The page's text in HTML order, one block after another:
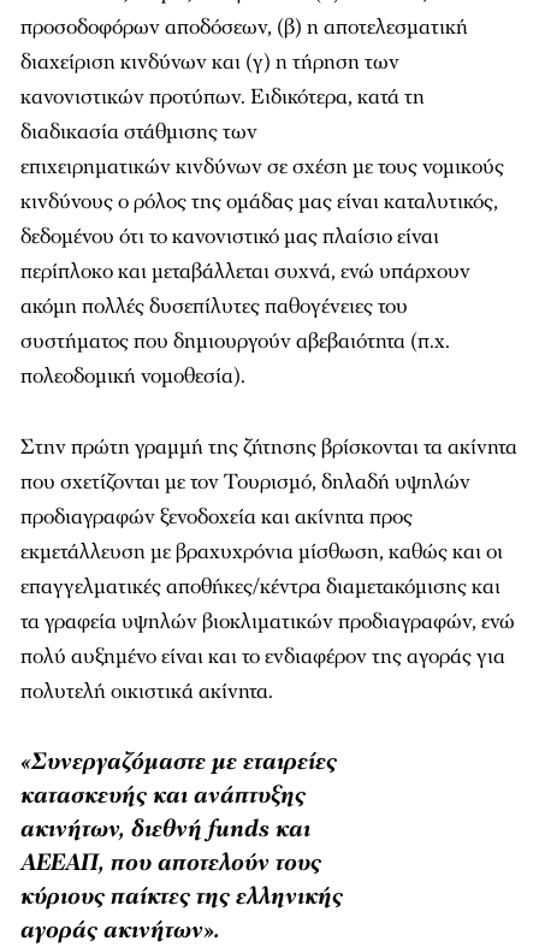
προσοδοφόρων αποδόσεων, (β) η αποτελεσματική
διαχείριση κινδύνων και (γ) η τήρηση των
κανονιστικών προτύπων. Ειδικότερα, κατά τη
διαδικασία στάθμισης των
επιχειρηματικών κινδύνων σε σχέση με τους νομικούς
κινδύνους ο ρόλος της ομάδας μας είναι καταλυτικός,
δεδομένου ότι το κανονιστικό μας πλαίσιο είναι
περίπλοκο και μεταβάλλεται συχνά, ενώ υπάρχουν
ακόμη πολλές δυσεπίλυτες παθογένειες του
συστήματος που δημιουργούν αβεβαιότητα (π.χ.
πολεοδομική νομοθεσία).
Στην πρώτη γραμμή της ζήτησης βρίσκονται τα ακίνητα
που σχετίζονται με τον Τουρισμό, δηλαδή υψηλών
προδιαγραφών ξενοδοχεία και ακίνητα προς
εκμετάλλευση με βραχυχρόνια μίσθωση, καθώς και οι
επαγγελματικές αποθήκες/κέντρα διαμετακόμισης και
τα γραφεία υψηλών βιοκλιματικών προδιαγραφών, ενώ
πολύ αυξημένο είναι και το ενδιαφέρον της αγοράς για
πολυτελή οικιστικά ακίνητα.
«Συνεργαζόμαστε με εταιρείες
κατασκευής και ανάπτυξης
ακινήτων, διεθνή funds και
ΑΕΕΑΠ, που αποτελούν τους
κύριους παίκτες της ελληνικής
αγοράς ακινήτων».